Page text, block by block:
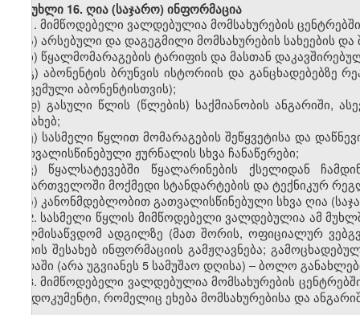
მუხლი 16. ღია (საჯარო) ინფორმაცია
1. მიმწოდებელი ვალდებულია მომსახურების
ა) არსებული და დაგეგმილი მომსახურების სახეების და
ბ) წყალმომარაგების ტარიფის და მასთან
გ) აბონენტის ბრუნვის ისტორიის და განცხადებებზე
მოცემული აბონენტისთვის);
დ) გასული წლის (წლების) საქმიანობის ანგარიში,
შესახებ;
ე) სასმელი წყლით მომარაგების შეწყვეტისა და
გათვალისწინებული ჟურნალის სხვა ჩანაწერები;
ვ) წყალსატევებში წყალარინების ქსელიდან
საქართველოში მოქმედი სტანდარტების და ტექნიკურ
ზ) კანონმდებლობით გათვალისწინებული სხვა ღია
2. სასმელი წყლის მიმწოდებელი ვალდებულია ამ
ხელმისაწვდომ ადგილზე (მათ შორის, ოფიციალურ
პირის შესახებ ინფორმაციის გამჟღავნება;
ვადაში (არა უგვიანეს 5 სამუშაო დღისა) – ბოლო
3. მიმწოდებელი ვალდებულია მომსახურების
თუ დოკუმენტი, რომელიც ეხება მომსახურებისა და